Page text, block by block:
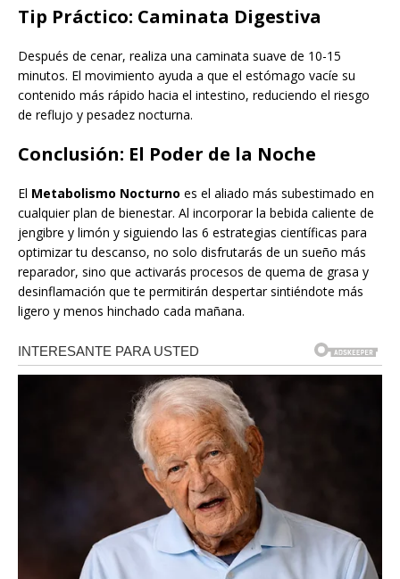
Tip Práctico: Caminata Digestiva
Después de cenar, realiza una caminata suave de 10-15
minutos. El movimiento ayuda a que el estómago vacíe su
contenido más rápido hacia el intestino, reduciendo el riesgo
de reflujo y pesadez nocturna.
Conclusión: El Poder de la Noche
El Metabolismo Nocturno es el aliado más subestimado en
cualquier plan de bienestar. Al incorporar la bebida caliente de
jengibre y limón y siguiendo las 6 estrategias científicas para
optimizar tu descanso, no solo disfrutarás de un sueño más
reparador, sino que activarás procesos de quema de grasa y
desinflamación que te permitirán despertar sintiéndote más
ligero y menos hinchado cada mañana.